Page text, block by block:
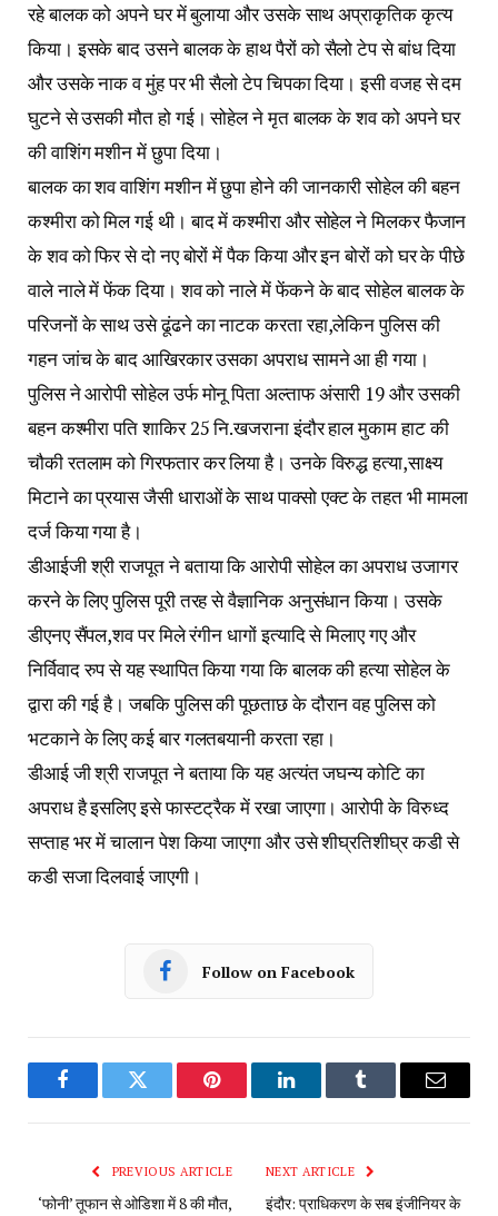
रहे बालक को अपने घर में बुलाया और उसके साथ अप्राकृतिक कृत्य
किया। इसके बाद उसने बालक के हाथ पैरों को सैलो टेप से बांध दिया
और उसके नाक व मुंह पर भी सैलो टेप चिपका दिया। इसी वजह से दम
घुटने से उसकी मौत हो गई। सोहेल ने मृत बालक के शव को अपने घर
की वाशिंग मशीन में छुपा दिया।
बालक का शव वाशिंग मशीन में छुपा होने की जानकारी सोहेल की बहन
कश्मीरा को मिल गई थी। बाद में कश्मीरा और सोहेल ने मिलकर फैजान
के शव को फिर से दो नए बोरों में पैक किया और इन बोरों को घर के पीछे
वाले नाले में फेंक दिया। शव को नाले में फेंकने के बाद सोहेल बालक के
परिजनों के साथ उसे ढूंढने का नाटक करता रहा,लेकिन पुलिस की
गहन जांच के बाद आखिरकार उसका अपराध सामने आ ही गया।
पुलिस ने आरोपी सोहेल उर्फ मोनू पिता अल्ताफ अंसारी 19 और उसकी
बहन कश्मीरा पति शाकिर 25 नि.खजराना इंदौर हाल मुकाम हाट की
चौकी रतलाम को गिरफतार कर लिया है। उनके विरुद्ध हत्या,साक्ष्य
मिटाने का प्रयास जैसी धाराओं के साथ पाक्सो एक्ट के तहत भी मामला
दर्ज किया गया है।
डीआईजी श्री राजपूत ने बताया कि आरोपी सोहेल का अपराध उजागर
करने के लिए पुलिस पूरी तरह से वैज्ञानिक अनुसंधान किया। उसके
डीएनए सैंपल,शव पर मिले रंगीन धागों इत्यादि से मिलाए गए और
निर्विवाद रुप से यह स्थापित किया गया कि बालक की हत्या सोहेल के
द्वारा की गई है। जबकि पुलिस की पूछताछ के दौरान वह पुलिस को
भटकाने के लिए कई बार गलतबयानी करता रहा।
डीआई जी श्री राजपूत ने बताया कि यह अत्यंत जघन्य कोटि का
अपराध है इसलिए इसे फास्टट्रैक में रखा जाएगा। आरोपी के विरुध्द
सप्ताह भर में चालान पेश किया जाएगा और उसे शीघ्रतिशीघ्र कडी से
कडी सजा दिलवाई जाएगी।
Follow on Facebook
FacebookTwitter Pinterest LinkedInTumblr Email
PREVIOUS ARTICLE
‘फोनी’ तूफान से ओडिशा में 8 की मौत,
NEXT ARTICLE
इंदौर: प्राधिकरण के सब इंजीनियर के